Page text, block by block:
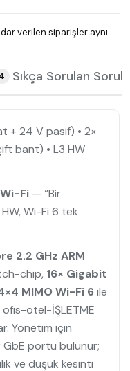
verilen siparişler aynı
4 Sıkça Sorulan
+ 24 V pasif) • 2×
bant) • L3 HW
Fi — “Bir
HW, Wi-Fi 6 tek
2.2 GHz ARM
chip, 16× Gigabit
MIMO Wi-Fi 6 ile
otel-İŞLETME
Yönetim için
GbE portu bulunur;
ve düşük kesinti